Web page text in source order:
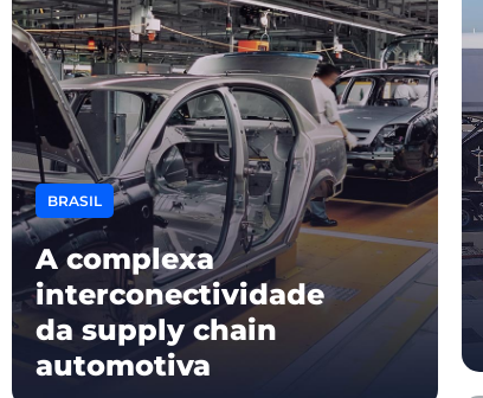
BRASIL
A complexa
interconectividade
da supply chain
automotiva